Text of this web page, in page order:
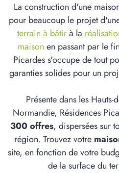
La construction d'une
pour beaucoup le projet
terrain à bâtirà la
maison en passant par le
Picardes s'occupe de tout
garanties solides pour un
Présente dans les Hauts-
Normandie, Résidences
300 offres, dispersées sur
région. Trouvez votre
site, en fonction de votre
de la surface du